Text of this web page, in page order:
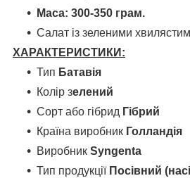
Маса: 300-350 грам.
Салат із зеленими
ХАРАКТЕРИСТИКИ:
Тип Батавія
Колір зелений
Сорт або гібрид Гібрий
Країна виробник Голландія
Виробник Syngenta
Тип продукції Посівний